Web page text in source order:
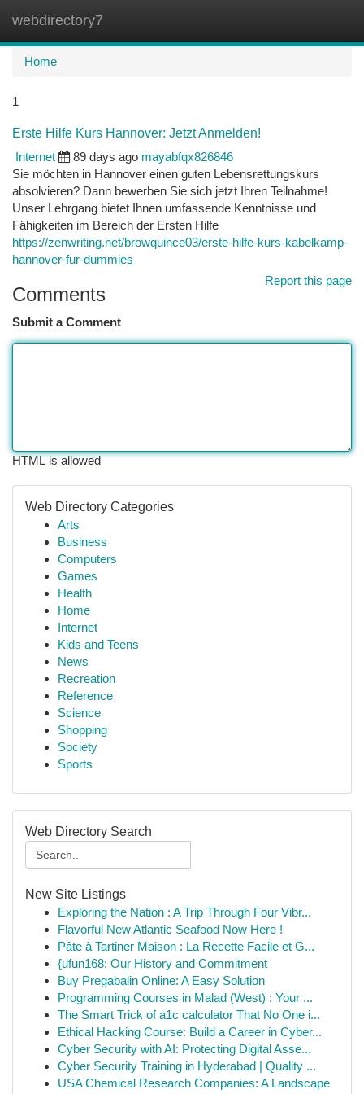
webdirectory7
Home
1
Erste Hilfe Kurs Hannover: Jetzt Anmelden!
Internet
89 days ago mayabfqx826846
Sie möchten in Hannover einen guten Lebensrettungskurs
absolvieren? Dann bewerben Sie sich jetzt Ihren Teilnahme!
Unser Lehrgang bietet Ihnen umfassende Kenntnisse und
Fähigkeiten im Bereich der Ersten Hilfe
https://zenwriting.net/browquince03/erste-hilfe-kurs-kabelkamp-
hannover-fur-dummies
Report this page
Comments
Submit a Comment
HTML is allowed
Web Directory Categories
Arts
Business
Computers
Games
Health
Home
Internet
Kids and Teens
News
Recreation
Reference
Science
Shopping
Society
Sports
Web Directory Search
New Site Listings
Exploring the Nation : A Trip Through Four Vibr...
Flavorful New Atlantic Seafood Now Here !
Pâte à Tartiner Maison : La Recette Facile et G...
{ufun168: Our History and Commitment
Buy Pregabalin Online: A Easy Solution
Programming Courses in Malad (West) : Your ...
The Smart Trick of a1c calculator That No One i...
Ethical Hacking Course: Build a Career in Cyber...
Cyber Security with AI: Protecting Digital Asse...
Cyber Security Training in Hyderabad | Quality ...
USA Chemical Research Companies: A Landscape